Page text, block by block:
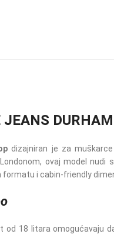
JEANS
dizajniran je za
ovaj model
i cabin-friendly
od 18 litara omogućavaju